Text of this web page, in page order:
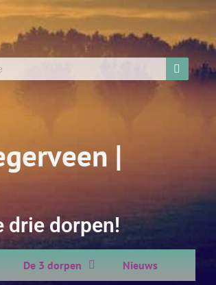
|
drie dorpen!
De 3 dorpen Nieuws